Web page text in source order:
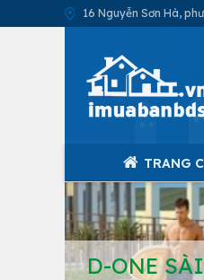
16 Nguyễn Sơn Hà,
TRANG
D-ONE